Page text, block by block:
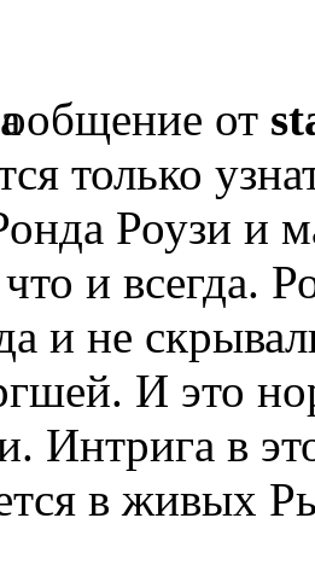
от
только
Роузи и
и всегда.
и не
И это
Интрига в
в живых